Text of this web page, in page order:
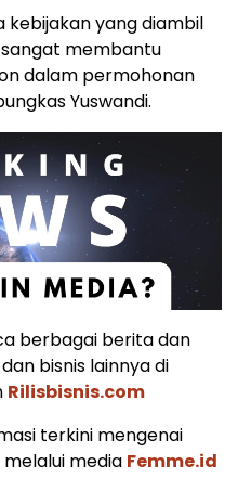
kebijakan yang diambil
sangat membantu
dalam permohonan
Yuswandi.
berbagai berita dan
bisnis lainnya di
Rilisbisnis.com
terkini mengenai
melalui media Femme.id